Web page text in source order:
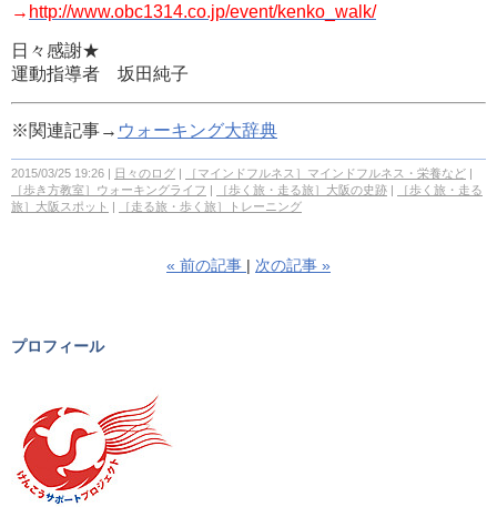
→ http://www.obc1314.co.jp/event/kenko_walk/
日々感謝★
運動指導者 坂田純子
※関連記事→ ウォーキング大辞典
2015/03/25 19:26 日々のログ
［マインドフルネス］マインドフルネス・栄養など
［歩き方教室］ウォーキングライフ
［歩く旅・走る旅］大阪の史跡
［歩く旅・走る
旅］大阪スポット
［走る旅・歩く旅］トレーニング
« 前の記事 次の記事 »
プロフィール